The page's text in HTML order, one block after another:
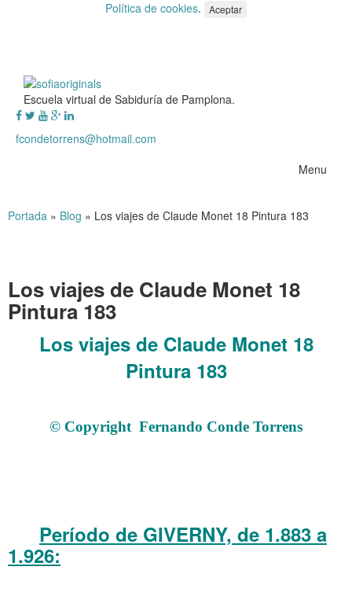
Política de cookies. Aceptar
Escuela virtual de Sabiduría de Pamplona.
fcondetorrens@hotmail.com
Menu
Portada » Blog » Los viajes de Claude Monet 18 Pintura 183
Los viajes de Claude Monet 18
Pintura 183
Los viajes de Claude Monet 18
Pintura 183
© Copyright Fernando Conde Torrens
Período de GIVERNY, de 1.883 a
1.926: